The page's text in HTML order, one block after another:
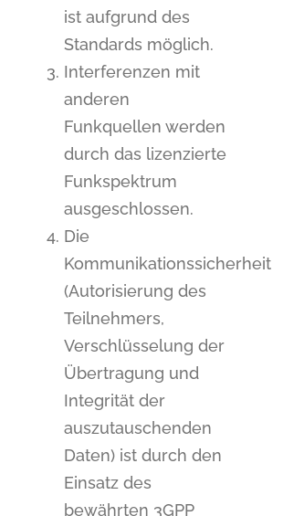
ist aufgrund des
Standards möglich.
Interferenzen mit
anderen
Funkquellen werden
durch das lizenzierte
Funkspektrum
ausgeschlossen.
Die
Kommunikationssicherheit
(Autorisierung des
Teilnehmers,
Verschlüsselung der
Übertragung und
Integrität der
auszutauschenden
Daten) ist durch den
Einsatz des
bewährten 3GPP